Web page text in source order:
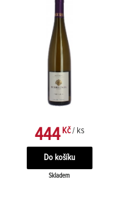
444 Kč / ks
Skladem